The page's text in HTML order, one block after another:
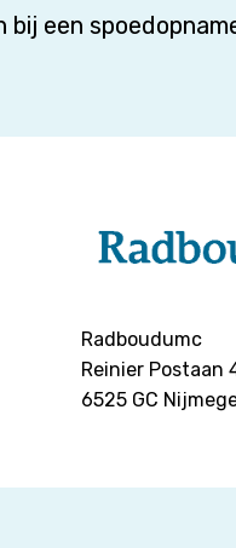
een
Radboudumc
Reinier Postaan
6525 GC